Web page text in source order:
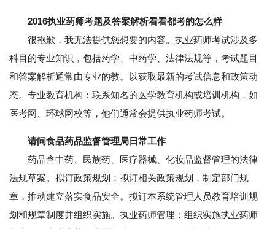
2016执业药师考题及答案解析看看都考的怎么样
很抱歉，我无法提供您想要的内容。执业药师考试涉及多
科目的专业知识，包括药学、中药学、法律法规等，考试题目
和答案解析通常由专业的教。以获取最新的考试信息和政策动
态。专业教育机构：联系知名的医学教育机构或培训机构，如
医考网、环球网校等，他们通常会提供执业药师考试。
请问食品药品监督管理局日常工作
药品含中药、民族药、医疗器械、化妆品监督管理的法律
法规草案。拟订政策规划：拟订相关政策规划，制定部门规
章，推动建立落实食品安全。拟订本系统管理人员教育培训规
划和规章制度并组织实施。执业药师管理：组织实施执业药师